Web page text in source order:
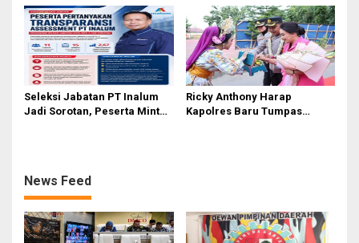
Berkelanjutan
dan Efisiensi
Seleksi Jabatan PT Inalum
Jadi Sorotan, Peserta Minta
Ricky Anthony Harap
Kapolres Baru Tumpas
News Feed